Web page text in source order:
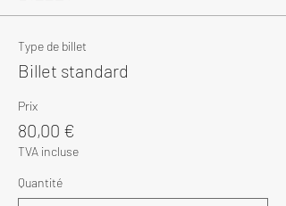
Type de billet
Billet standard
Prix
80,00 €
TVA incluse
Quantité